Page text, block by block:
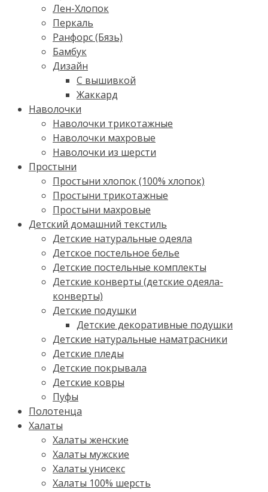
Лен-Хлопок
Перкаль
Ранфорс (Бязь)
Бамбук
Дизайн
С вышивкой
Жаккард
Наволочки
Наволочки трикотажные
Наволочки махровые
Наволочки из шерсти
Простыни
Простыни хлопок (100% хлопок)
Простыни трикотажные
Простыни махровые
Детский домашний текстиль
Детские натуральные одеяла
Детское постельное белье
Детские постельные комплекты
Детские конверты (детские одеяла-
конверты)
Детские подушки
Детские декоративные подушки
Детские натуральные наматрасники
Детские пледы
Детские покрывала
Детские ковры
Пуфы
Полотенца
Халаты
Халаты женские
Халаты мужские
Халаты унисекс
Халаты 100% шерсть